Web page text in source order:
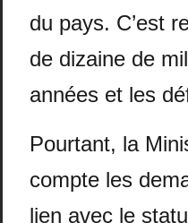
du pays. C’est
de dizaine de
années et les
Pourtant, la
compte les
lien avec le